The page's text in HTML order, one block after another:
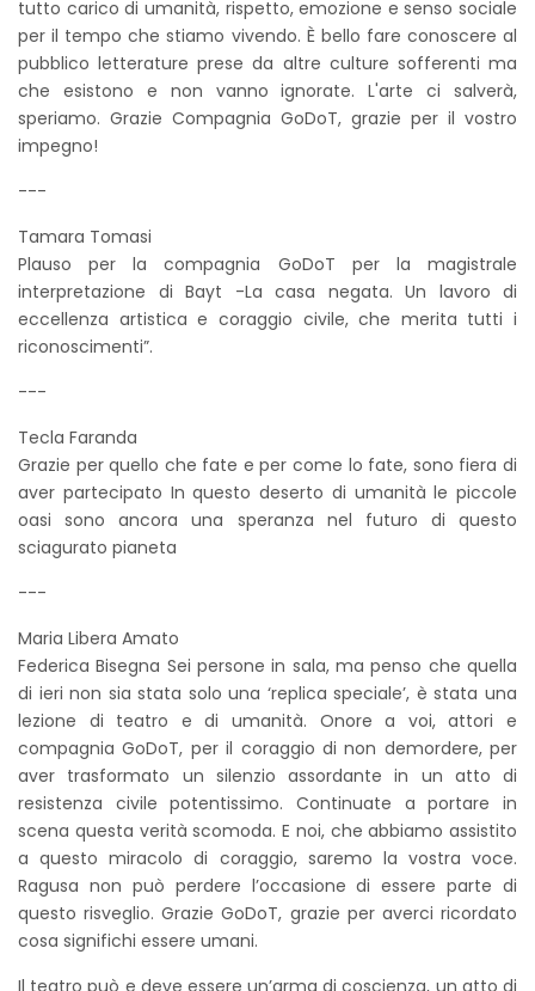
tutto carico di umanità, rispetto, emozione e senso sociale
per il tempo che stiamo vivendo. È bello fare conoscere al
pubblico letterature prese da altre culture sofferenti ma
che esistono e non vanno ignorate. L'arte ci salverà,
speriamo. Grazie Compagnia GoDoT, grazie per il vostro
impegno!
---
Tamara Tomasi
Plauso per la compagnia GoDoT per la magistrale
interpretazione di Bayt -La casa negata. Un lavoro di
eccellenza artistica e coraggio civile, che merita tutti i
riconoscimenti”.
---
Tecla Faranda
Grazie per quello che fate e per come lo fate, sono fiera di
aver partecipato In questo deserto di umanità le piccole
oasi sono ancora una speranza nel futuro di questo
sciagurato pianeta
---
Maria Libera Amato
Federica Bisegna Sei persone in sala, ma penso che quella
di ieri non sia stata solo una ‘replica speciale’, è stata una
lezione di teatro e di umanità. Onore a voi, attori e
compagnia GoDoT, per il coraggio di non demordere, per
aver trasformato un silenzio assordante in un atto di
resistenza civile potentissimo. Continuate a portare in
scena questa verità scomoda. E noi, che abbiamo assistito
a questo miracolo di coraggio, saremo la vostra voce.
Ragusa non può perdere l’occasione di essere parte di
questo risveglio. Grazie GoDoT, grazie per averci ricordato
cosa significhi essere umani.
Il teatro può e deve essere un’arma di coscienza, un atto di